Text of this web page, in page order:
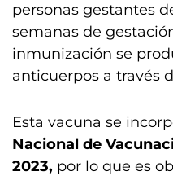
personas gestantes
semanas de
inmunización se
anticuerpos a través
Esta vacuna se
Nacional de
2023, por lo que es